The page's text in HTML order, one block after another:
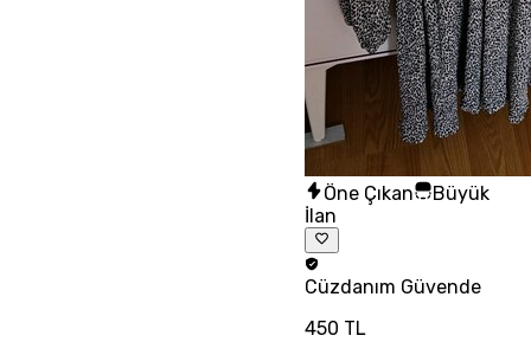
Öne Çıkan
Büyük
İlan
Cüzdanım Güvende
450 TL